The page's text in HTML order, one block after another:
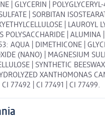
| GLYCERIN |
| SORBITAN
|
POLYSACCHARIDE |
| DIMETHICONE |
(NANO) | MAGNESIUM
| SYNTHETIC
XANTHOMONAS
CI 77492 | CI 77491 | CI 77499.